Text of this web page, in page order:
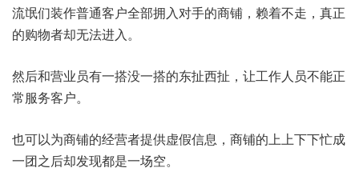
流氓们装作普通客户全部拥入对手的商铺，赖着不走，真正
的购物者却无法进入。
然后和营业员有一搭没一搭的东扯西扯，让工作人员不能正
常服务客户。
也可以为商铺的经营者提供虚假信息，商铺的上上下下忙成
一团之后却发现都是一场空。